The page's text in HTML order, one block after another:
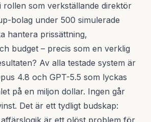
rollen som verkställande direktör
bolag under 500 simulerade
hantera prissättning,
budget – precis som en verklig
Av alla testade system är
4.8 och GPT-5.5 som lyckas
på en miljon dollar. Ingen går
Det är ett tydligt budskap:
affärslogik är ett olöst problem för